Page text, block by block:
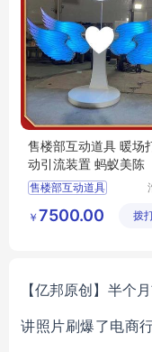
售楼部互动道具 暖场
动引流装置 蚂蚁美陈
售楼部互动道具
成都互动道具
￥ 7500.00 拨
【亿邦原创】半个
讲照片刷爆了电商